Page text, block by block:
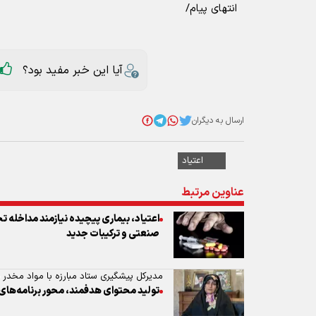
انتهای پیام/
آیا این خبر مفید بود؟
ارسال به دیگران
اعتیاد
عناوین مرتبط
اعتیاد، بیماری پیچیده نیازمند
صنعتی و ترکیبات جدید
مدیرکل پیشگیری ستاد مبارزه با مواد
تولید محتوای هدفمند، محور برنامه‌های